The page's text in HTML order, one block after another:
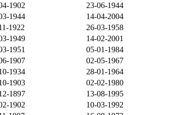
1902 23-06-1944
1944 14-04-2004
1922 26-03-1958
1949 14-02-2001
1951 05-01-1984
1907 02-05-1967
1934 28-01-1964
1903 02-02-1980
1897 13-08-1995
1902 10-03-1992